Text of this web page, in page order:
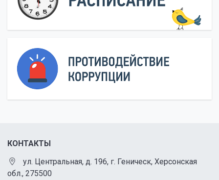
КОНТАКТЫ
ул. Центральная, д. 196, г. Геническ, Херсонская
обл., 275500